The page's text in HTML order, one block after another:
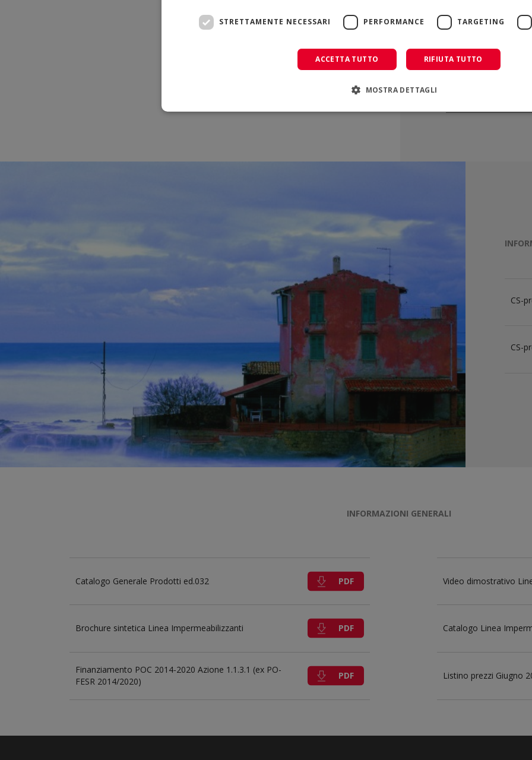
TIPO
Bottiglia
CS-
CS-
INFORMAZIONI GENERALI
Catalogo Generale Prodotti ed.032 PDF Video dimostrativo
Brochure sintetica Linea Impermeabilizzanti PDF Catalogo Linea
Finanziamento POC 2014-2020 Azione 1.1.3.1 (ex PO-
FESR 2014/2020)
PDF Listino prezzi Giugno
STRETTAMENTE NECESSARI PERFORMANCE TARGETING
ACCETTA TUTTO RIFIUTA TUTTO
MOSTRA DETTAGLI